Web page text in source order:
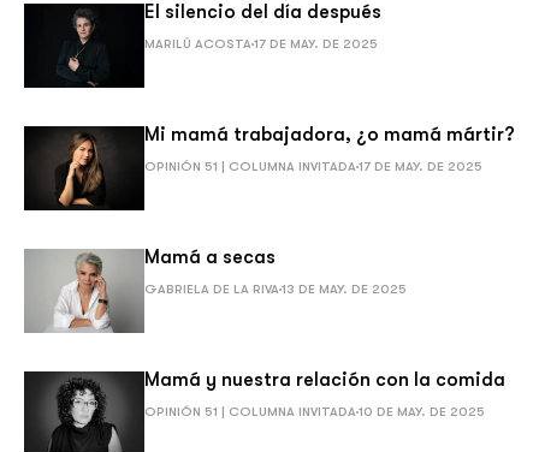
El silencio del día después
MARILÚ ACOSTA17 DE MAY. DE 2025
Mi mamá trabajadora, ¿o mamá mártir?
OPINIÓN 51 | COLUMNA INVITADA17 DE MAY. DE 2025
Mamá a secas
GABRIELA DE LA RIVA13 DE MAY. DE 2025
Mamá y nuestra relación con la comida
OPINIÓN 51 | COLUMNA INVITADA10 DE MAY. DE 2025